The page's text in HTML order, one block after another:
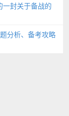
封关于备战的
分析、备考攻略